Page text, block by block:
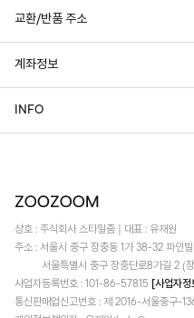
교환/반품 주소
계좌정보
INFO
상호 : 주식회사 스타일줌 | 대표 : 유재원
주소 : 서울시 중구 장충동 1가 38-32 파인
서울특별시 중구 장충단로8가길 2 (
사업자등록번호 : 101-86-57815 [사업자정
통신판매업신고번호 : 제 2016-서울중구-